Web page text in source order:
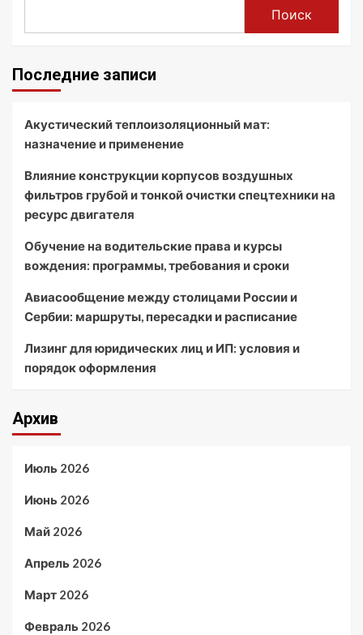
Поиск
Последние записи
Акустический теплоизоляционный мат:
назначение и применение
Влияние конструкции корпусов воздушных
фильтров грубой и тонкой очистки спецтехники на
ресурс двигателя
Обучение на водительские права и курсы
вождения: программы, требования и сроки
Авиасообщение между столицами России и
Сербии: маршруты, пересадки и расписание
Лизинг для юридических лиц и ИП: условия и
порядок оформления
Архив
Июль 2026
Июнь 2026
Май 2026
Апрель 2026
Март 2026
Февраль 2026